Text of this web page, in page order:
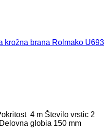
krožna brana Rolmako U693
4 m Število vrstic 2
Delovna globia 150 mm